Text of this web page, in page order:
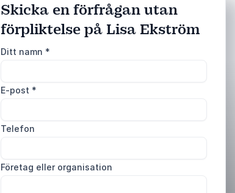
Skicka en förfrågan utan
förpliktelse på Lisa Ekström
Ditt namn *
E-post *
Telefon
Företag eller organisation